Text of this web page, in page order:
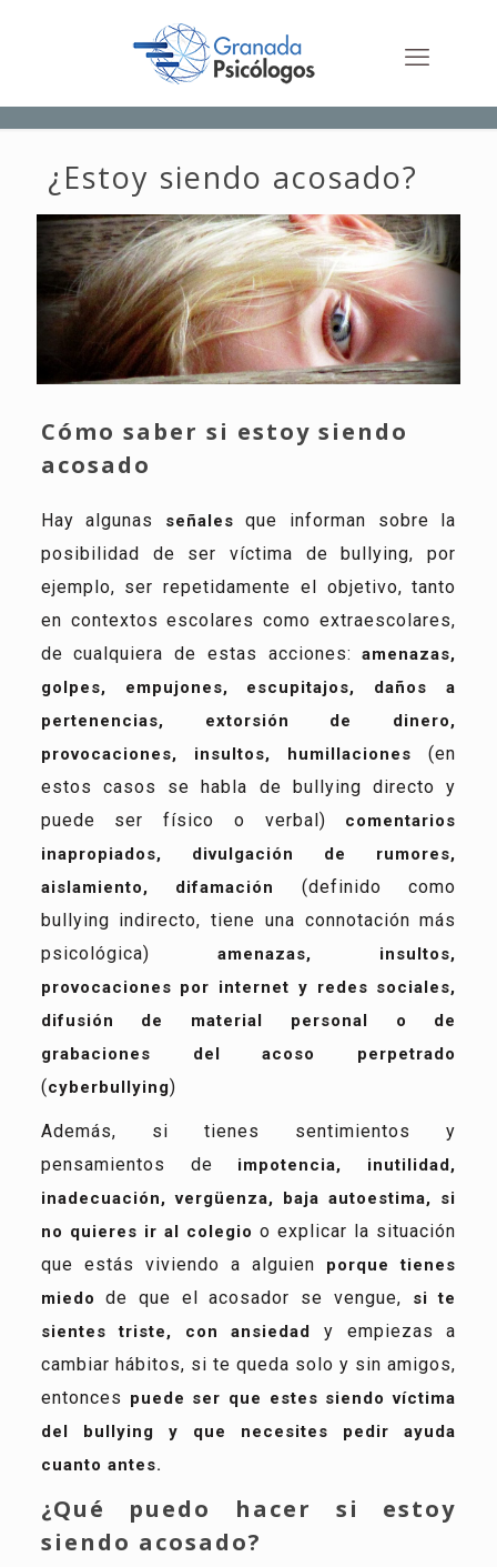
¿Estoy siendo acosado?
Cómo saber si estoy siendo
acosado
Hay algunas señales que informan sobre la
posibilidad de ser víctima de bullying, por
ejemplo, ser repetidamente el objetivo, tanto
en contextos escolares como extraescolares,
de cualquiera de estas acciones:amenazas,
golpes, empujones, escupitajos, daños a
pertenencias, extorsión de dinero,
provocaciones, insultos, humillaciones (en
estos casos se habla de bullying directo y
puede ser físico o verbal) comentarios
inapropiados, divulgación de rumores,
aislamiento, difamación (definido como
bullying indirecto, tiene una connotación más
psicológica) amenazas, insultos,
provocaciones por internet y redes sociales,
difusión de material personal o de
grabaciones del acoso perpetrado
(cyberbullying)
Además, si tienes sentimientos y
pensamientos de impotencia, inutilidad,
inadecuación, vergüenza, baja autoestima, si
no quieres ir al colegioo explicar la situación
que estás viviendo a alguien porque tienes
miedo
de que el acosador se vengue,
si te
sientes triste, con ansiedad
y empiezas a
cambiar hábitos, si te queda solo y sin amigos,
entonces puede ser que estes siendo víctima
del bullying y que necesites pedir ayuda
cuanto antes.
¿Qué puedo hacer si estoy
siendo acosado?